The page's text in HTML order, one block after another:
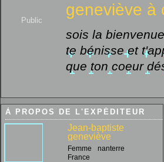
Public
geneviève à
sois la
te bénisse et
que ton coeur
À PROPOS DE L'EXPÉDITEUR
Jean-baptiste
geneviève
Femme
nanterre
France